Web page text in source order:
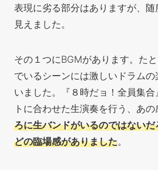
表現に劣る部分はありますが、
見えました。
その１つにBGMがあります。た
でいるシーンには激しいドラム
いました。『８時だョ！全員集
トに合わせた生演奏を行う、あの
ろに生バンドがいるのではない
どの臨場感がありました。